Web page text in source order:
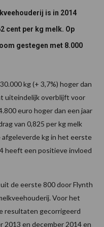
is in 2014
cent per kg melk. Op
gestegen met 8.000
kg (+ 3,7%) hoger dan
uiteindelijk overblijft voor
euro hoger dan een jaar
van 0,825 per kg melk
kg in het eerste
heeft een positieve invloed
de eerste 800 door Flynth
Voor het
resultaten gecorrigeerd
2013 en december 2014 en